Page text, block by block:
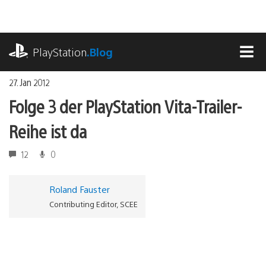
springen
PlayStation.Blog
27. Jan 2012
Folge 3 der PlayStation Vita-Trailer-
Reihe ist da
12 0
Roland Fauster
Contributing Editor, SCEE